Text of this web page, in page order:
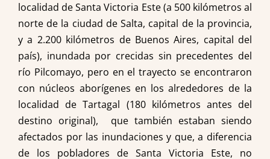
localidad de Santa Victoria Este (a 500 kilómetros al
norte de la ciudad de Salta, capital de la provincia,
y a 2.200 kilómetros de Buenos Aires, capital del
país), inundada por crecidas sin precedentes del
río Pilcomayo, pero en el trayecto se encontraron
con núcleos aborígenes en los alrededores de la
localidad de Tartagal (180 kilómetros antes del
destino original), que también estaban siendo
afectados por las inundaciones y que, a diferencia
de los pobladores de Santa Victoria Este, no